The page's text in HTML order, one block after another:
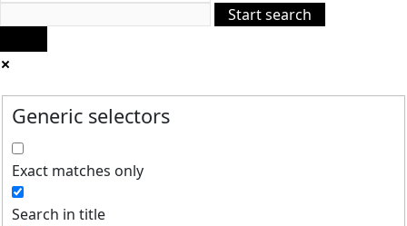
Generic selectors
Exact matches only
Search in title